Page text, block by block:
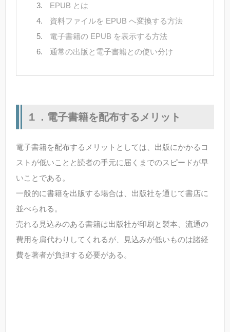
EPUB とは
資料ファイルを EPUB へ変換する方法
電子書籍の EPUB を表示する方法
通常の出版と電子書籍との使い分け
１．電子書籍を配布するメリット
電子書籍を配布するメリットとしては、出版にかかるコ
ストが低いことと読者の手元に届くまでのスピードが早
いことである。
一般的に書籍を出版する場合は、出版社を通じて書店に
並べられる。
売れる見込みのある書籍は出版社が印刷と製本、流通の
費用を肩代わりしてくれるが、見込みが低いものは諸経
費を著者が負担する必要がある。